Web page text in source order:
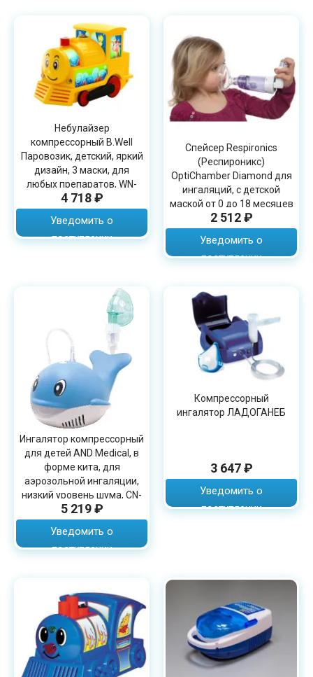
Небулайзер
компрессорный B.Well
Паровозик, детский, яркий
дизайн, 3 маски, для
любых препаратов, WN-
115 K
4 718 ₽
Уведомить о
поступлении
Спейсер Respironics
(Респироникс)
OptiChamber Diamond для
ингаляций, с детской
маской от 0 до 18 месяцев
2 512 ₽
Уведомить о
поступлении
Ингалятор компрессорный
для детей AND Medical, в
форме кита, для
аэрозольной ингаляции,
низкий уровень шума, CN-
232
5 219 ₽
Уведомить о
поступлении
Компрессорный
ингалятор ЛАДОГАНЕБ
3 647 ₽
Уведомить о
поступлении